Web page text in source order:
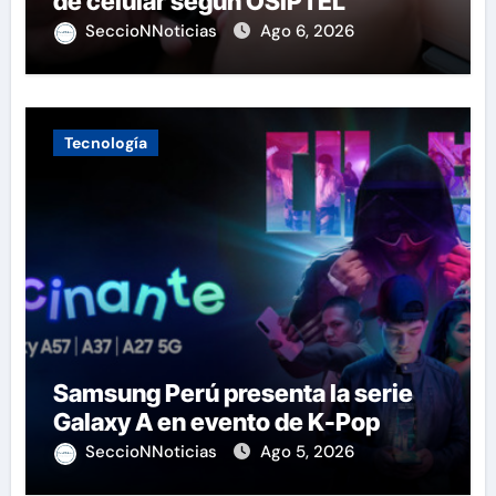
SeccioNNoticias Ago 6, 2026
Tecnología
Samsung Perú presenta la serie
Galaxy A en evento de K-Pop
SeccioNNoticias Ago 5, 2026